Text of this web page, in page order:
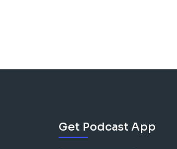
Get Podcast App